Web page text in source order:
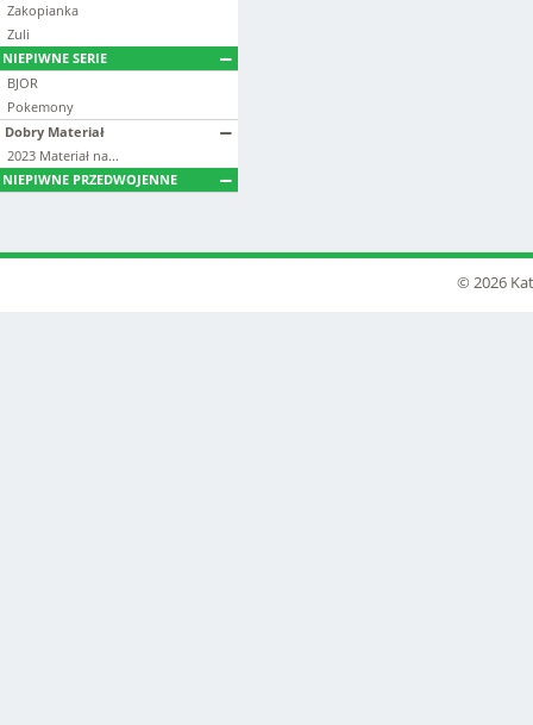
Zakopianka
Zuli
NIEPIWNE SERIE
BJOR
Pokemony
Dobry Materiał
2023 Materiał na...
NIEPIWNE PRZEDWOJENNE
© 2026